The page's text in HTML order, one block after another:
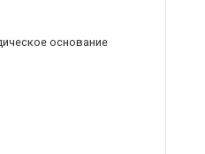
основание